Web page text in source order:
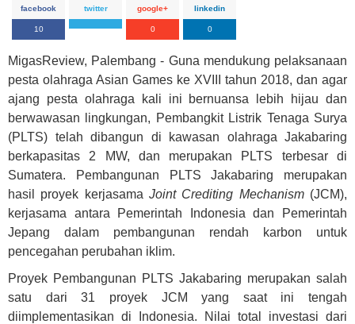
facebook
10
twitter google+
0
linkedin
0
MigasReview, Palembang - Guna mendukung pelaksanaan
pesta olahraga Asian Games ke XVIII tahun 2018, dan agar
ajang pesta olahraga kali ini bernuansa lebih hijau dan
berwawasan lingkungan, Pembangkit Listrik Tenaga Surya
(PLTS) telah dibangun di kawasan olahraga Jakabaring
berkapasitas 2 MW, dan merupakan PLTS terbesar di
Sumatera. Pembangunan PLTS Jakabaring merupakan
hasil proyek kerjasama Joint Crediting Mechanism(JCM),
kerjasama antara Pemerintah Indonesia dan Pemerintah
Jepang dalam pembangunan rendah karbon untuk
pencegahan perubahan iklim.
Proyek Pembangunan PLTS Jakabaring merupakan salah
satu dari 31 proyek JCM yang saat ini tengah
diimplementasikan di Indonesia. Nilai total investasi dari